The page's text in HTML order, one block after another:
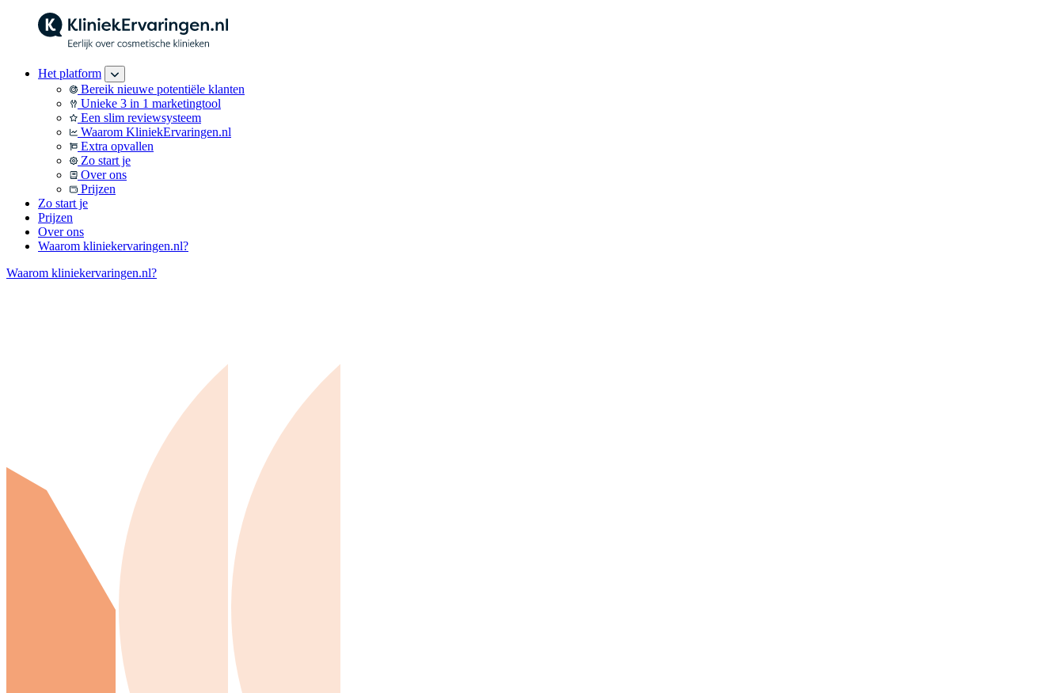
Het platform
Bereik nieuwe potentiële klanten
Unieke 3 in 1 marketingtool
Een slim reviewsysteem
Waarom KliniekErvaringen.nl
Extra opvallen
Zo start je
Over ons
Prijzen
Zo start je
Prijzen
Over ons
Waarom kliniekervaringen.nl?
Waarom kliniekervaringen.nl?